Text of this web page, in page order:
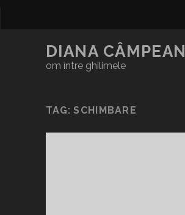
DIANA CÂMPEAN
om între ghilimele
TAG:SCHIMBARE